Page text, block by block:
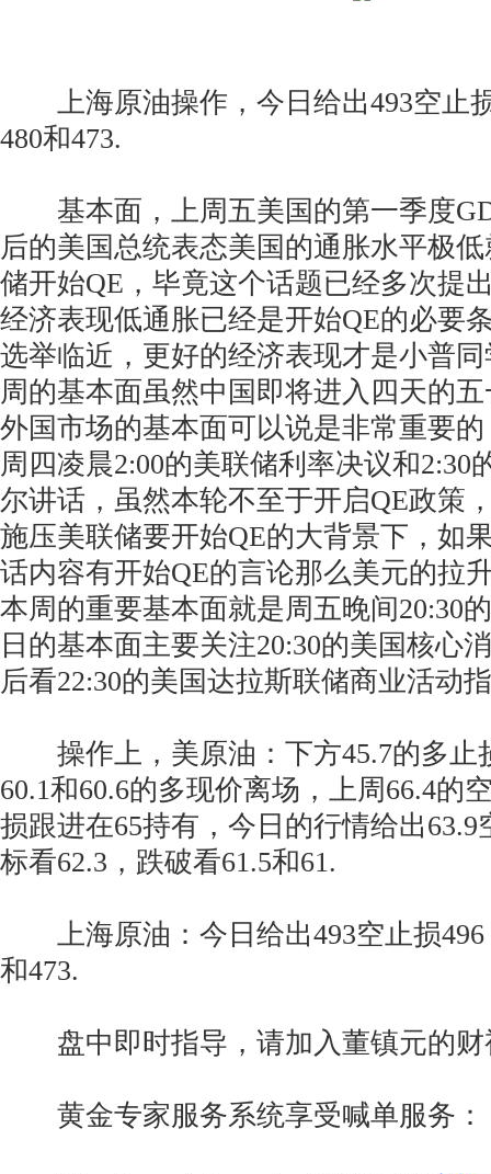
上海原油操作，今日给出493空止
480和473.
基本面，上周五美国的第一季度
后的美国总统表态美国的通胀水平极
储开始QE，毕竟这个话题已经多次提
经济表现低通胀已经是开始QE的必要
选举临近，更好的经济表现才是小普
周的基本面虽然中国即将进入四天的
外国市场的基本面可以说是非常重要
周四凌晨2:00的美联储利率决议和2:30
尔讲话，虽然本轮不至于开启QE政策
施压美联储要开始QE的大背景下，如
话内容有开始QE的言论那么美元的拉
本周的重要基本面就是周五晚间20:30
日的基本面主要关注20:30的美国核心
后看22:30的美国达拉斯联储商业活动
操作上，美原油：下方45.7的多止
60.1和60.6的多现价离场，上周66.4的
损跟进在65持有，今日的行情给出63.9
标看62.3，跌破看61.5和61.
上海原油：今日给出493空止损496
和473.
盘中即时指导，请加入董镇元的财
黄金专家服务系统享受喊单服务：